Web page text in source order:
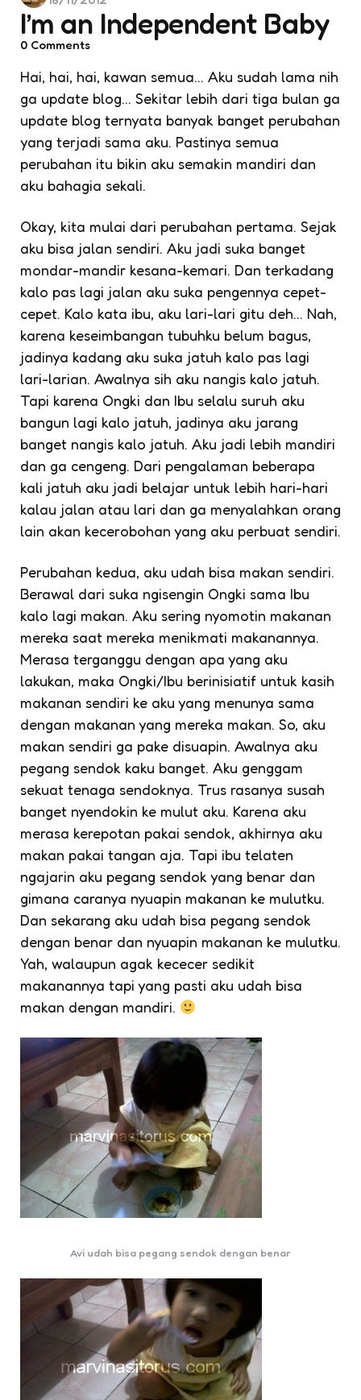
I’m an Independent Baby
0 Comments
Hai, hai, hai, kawan semua… Aku sudah lama nih
ga update blog… Sekitar lebih dari tiga bulan ga
update blog ternyata banyak banget perubahan
yang terjadi sama aku. Pastinya semua
perubahan itu bikin aku semakin mandiri dan
aku bahagia sekali.
Okay, kita mulai dari perubahan pertama. Sejak
aku bisa jalan sendiri. Aku jadi suka banget
mondar-mandir kesana-kemari. Dan terkadang
kalo pas lagi jalan aku suka pengennya cepet-
cepet. Kalo kata ibu, aku lari-lari gitu deh… Nah,
karena keseimbangan tubuhku belum bagus,
jadinya kadang aku suka jatuh kalo pas lagi
lari-larian. Awalnya sih aku nangis kalo jatuh.
Tapi karena Ongki dan Ibu selalu suruh aku
bangun lagi kalo jatuh, jadinya aku jarang
banget nangis kalo jatuh. Aku jadi lebih mandiri
dan ga cengeng. Dari pengalaman beberapa
kali jatuh aku jadi belajar untuk lebih hari-hari
kalau jalan atau lari dan ga menyalahkan orang
lain akan kecerobohan yang aku perbuat sendiri.
Perubahan kedua, aku udah bisa makan sendiri.
Berawal dari suka ngisengin Ongki sama Ibu
kalo lagi makan. Aku sering nyomotin makanan
mereka saat mereka menikmati makanannya.
Merasa terganggu dengan apa yang aku
lakukan, maka Ongki/Ibu berinisiatif untuk kasih
makanan sendiri ke aku yang menunya sama
dengan makanan yang mereka makan. So, aku
makan sendiri ga pake disuapin. Awalnya aku
pegang sendok kaku banget. Aku genggam
sekuat tenaga sendoknya. Trus rasanya susah
banget nyendokin ke mulut aku. Karena aku
merasa kerepotan pakai sendok, akhirnya aku
makan pakai tangan aja. Tapi ibu telaten
ngajarin aku pegang sendok yang benar dan
gimana caranya nyuapin makanan ke mulutku.
Dan sekarang aku udah bisa pegang sendok
dengan benar dan nyuapin makanan ke mulutku.
Yah, walaupun agak kececer sedikit
makanannya tapi yang pasti aku udah bisa
makan dengan mandiri.
Avi udah bisa pegang sendok dengan benar